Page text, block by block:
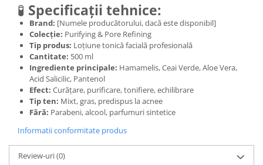
🧪 Specificații tehnice:
Brand: [Numele producătorului, dacă este disponibil]
Colecție: Purifying & Pore Refining
Tip produs: Loțiune tonică facială profesională
Cantitate: 500 ml
Ingrediente principale: Hamamelis, Ceai Verde, Aloe Vera,
Acid Salicilic, Pantenol
Efect: Curățare, purificare, tonifiere, echilibrare
Tip ten: Mixt, gras, predispus la acnee
Fără: Parabeni, alcool, parfumuri sintetice
Informatii conformitate produs
Review-uri(0)